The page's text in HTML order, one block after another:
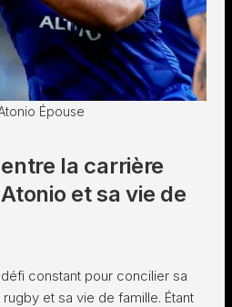
Épouse
la carrière
et sa vie de
constant pour concilier sa
et sa vie de famille. Étant